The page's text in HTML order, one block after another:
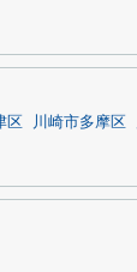
区 川崎市多摩区